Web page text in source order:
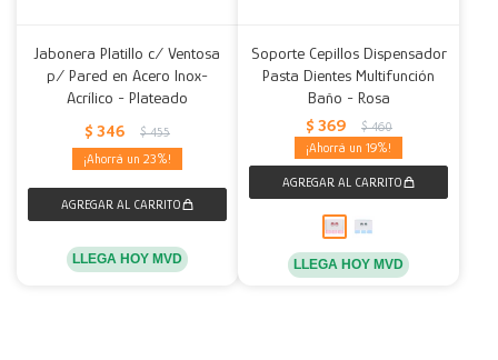
Jabonera Platillo c/ Ventosa
p/ Pared en Acero Inox-
Acrílico - Plateado
$ 346 $ 455
23
LLEGA HOY MVD
Soporte Cepillos Dispensador
Pasta Dientes Multifunción
Baño - Rosa
$ 369 $ 460
19
LLEGA HOY MVD